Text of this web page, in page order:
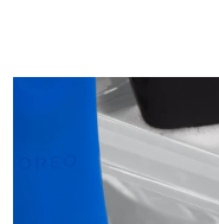
Taiwan
Thailand